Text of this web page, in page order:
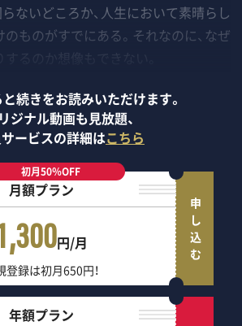
ないどころか、人生において素晴らし
ものがすでにある。それなのに、なぜ
続きをお読みいただけます。
ジナル動画も見放題、
ービスの詳細はこちら
初月50％OFF
月額プラン
円/月
登録は初月650円！
申し込む
年額プラン